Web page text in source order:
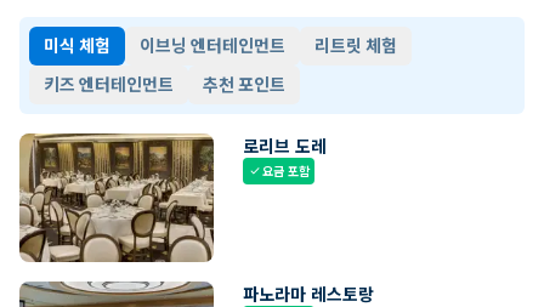
미식 체험 이브닝 엔터테인먼트
리트릿 체험
키즈 엔터테인먼트
추천 포인트
로리브 도레
check요금 포함
파노라마 레스토랑